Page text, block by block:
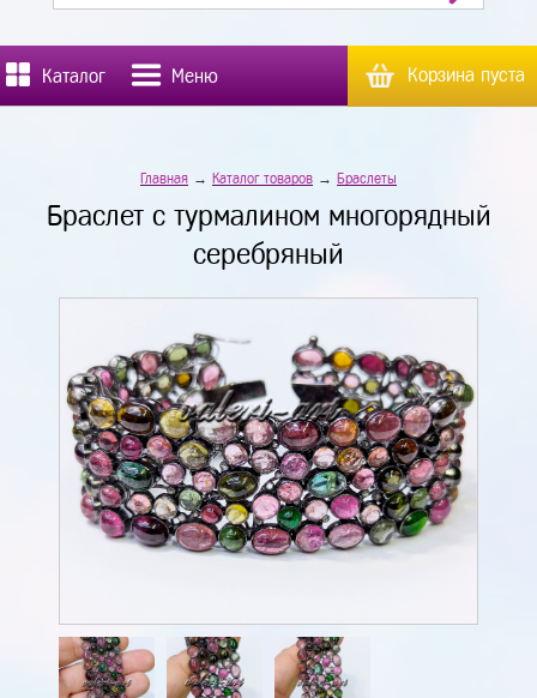
Каталог Меню Корзина пуста
Главная → Каталог товаров → Браслеты
Браслет с турмалином многорядный
серебряный